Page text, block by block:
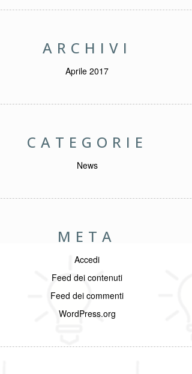
ARCHIVI
Aprile 2017
CATEGORIE
News
META
Accedi
Feed dei contenuti
Feed dei commenti
WordPress.org